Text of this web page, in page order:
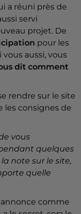
a réuni près de
servi
projet. De
pour les
vous aussi, vous
dit comment
rendre sur le site
les consignes de
vous
quelques
note sur le site,
quelle
comme